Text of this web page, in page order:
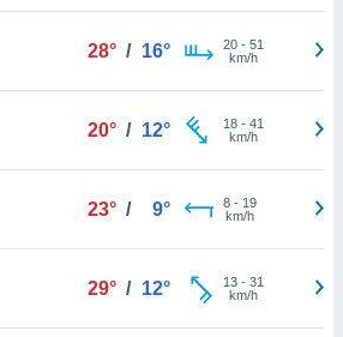
28° / 16° 20- 51
km/h
20° / 12° 18- 41
km/h
23° / 9° 8- 19
km/h
29° / 12° 13- 31
km/h